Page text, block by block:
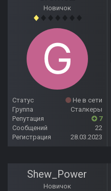
Новичок
Статус
Не в сети
Группа
Сталкеры
Репутация
7
Сообщений
22
Регистрация
28.03.2023
Shew_Power
Новичок